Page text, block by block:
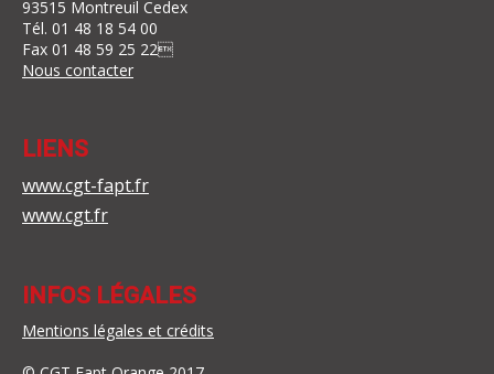
93515 Montreuil Cedex
Tél. 01 48 18 54 00
Fax 01 48 59 25 22
Nous contacter
LIENS
www.cgt-fapt.fr
www.cgt.fr
INFOS LÉGALES
Mentions légales et crédits